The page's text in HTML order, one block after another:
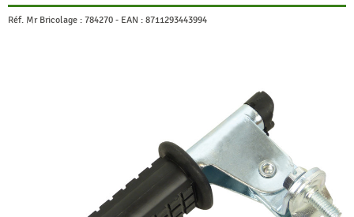
Réf. Mr Bricolage : 784270 - EAN : 8711293443994